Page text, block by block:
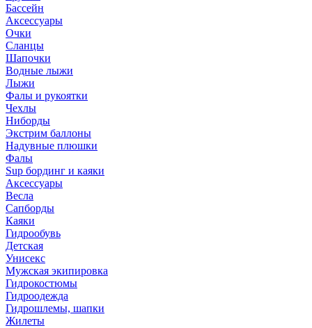
Бассейн
Аксессуары
Очки
Сланцы
Шапочки
Водные лыжи
Лыжи
Фалы и рукоятки
Чехлы
Ниборды
Экстрим баллоны
Надувные плюшки
Фалы
Sup бординг и каяки
Аксессуары
Весла
Сапборды
Каяки
Гидрообувь
Детская
Унисекс
Мужская экипировка
Гидрокостюмы
Гидроодежда
Гидрошлемы, шапки
Жилеты